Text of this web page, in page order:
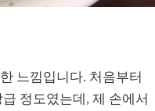
느낌입니다. 처음부터
정도였는데, 제 손에서